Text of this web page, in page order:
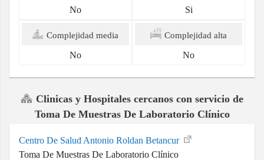
No
Si
Complejidad media
No
Complejidad alta
No
Clinicas y Hospitales cercanos con servicio de
Toma De Muestras De Laboratorio Clínico
Centro De Salud Antonio Roldan Betancur
Toma De Muestras De Laboratorio Clínico